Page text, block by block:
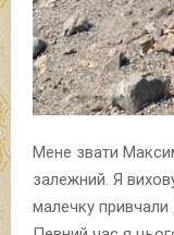
Мене звати
залежний. Я
малечку